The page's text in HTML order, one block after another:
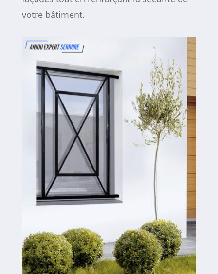
votre bâtiment.